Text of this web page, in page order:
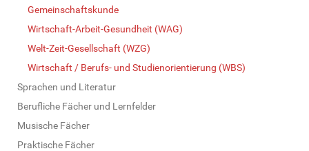
Gemeinschaftskunde
Wirtschaft-Arbeit-Gesundheit (WAG)
Welt-Zeit-Gesellschaft (WZG)
Wirtschaft / Berufs- und Studienorientierung (WBS)
Sprachen und Literatur
Berufliche Fächer und Lernfelder
Musische Fächer
Praktische Fächer